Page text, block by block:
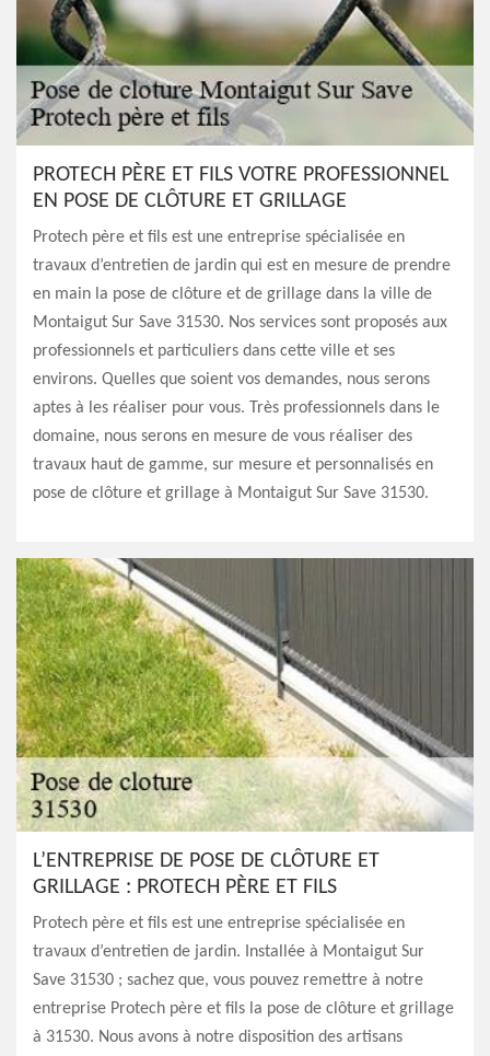
PROTECH PÈRE ET FILS VOTRE PROFESSIONNEL
EN POSE DE CLÔTURE ET GRILLAGE
Protech père et fils est une entreprise spécialisée en
travaux d’entretien de jardin qui est en mesure de prendre
en main la pose de clôture et de grillage dans la ville de
Montaigut Sur Save 31530. Nos services sont proposés aux
professionnels et particuliers dans cette ville et ses
environs. Quelles que soient vos demandes, nous serons
aptes à les réaliser pour vous. Très professionnels dans le
domaine, nous serons en mesure de vous réaliser des
travaux haut de gamme, sur mesure et personnalisés en
pose de clôture et grillage à Montaigut Sur Save 31530.
L’ENTREPRISE DE POSE DE CLÔTURE ET
GRILLAGE : PROTECH PÈRE ET FILS
Protech père et fils est une entreprise spécialisée en
travaux d’entretien de jardin. Installée à Montaigut Sur
Save 31530 ; sachez que, vous pouvez remettre à notre
entreprise Protech père et fils la pose de clôture et grillage
à 31530. Nous avons à notre disposition des artisans